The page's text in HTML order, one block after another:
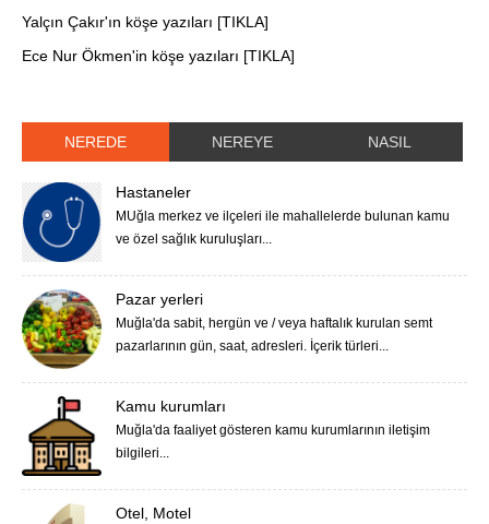
Yalçın Çakır'ın köşe yazıları [TIKLA]
Ece Nur Ökmen'in köşe yazıları [TIKLA]
NEREDE NEREYE NASIL
Hastaneler
MUğla merkez ve ilçeleri ile mahallelerde bulunan kamu
ve özel sağlık kuruluşları...
Pazar yerleri
Muğla'da sabit, hergün ve / veya haftalık kurulan semt
pazarlarının gün, saat, adresleri. İçerik türleri...
Kamu kurumları
Muğla'da faaliyet gösteren kamu kurumlarının iletişim
bilgileri...
Otel, Motel